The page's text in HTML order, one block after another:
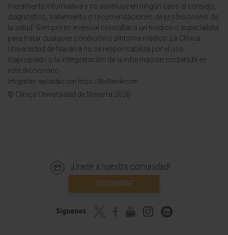
meramente informativa y no sustituye en ningún caso el consejo,
diagnóstico, tratamiento o recomendaciones de profesionales de
la salud. Siempre es esencial consultar a un médico o especialista
para tratar cualquier condición o síntoma médico. La Clínica
Universidad de Navarra no se responsabiliza por el uso
inapropiado o la interpretación de la información contenida en
este diccionario.
Infografías realizadas con https://BioRender.com
© Clínica Universidad de Navarra 2026
¡Únete a nuestra comunidad!
SUSCRIBIRSE
Síguenos